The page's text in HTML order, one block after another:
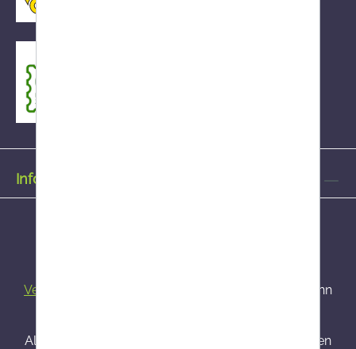
Informationen
Versandkosten
und ggf. Nachnahmegebühren, wenn
Alle bei Onlineapo angebotenen Arzneimittel werden